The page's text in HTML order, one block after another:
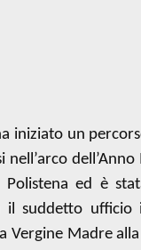
iniziato un
ed è
il suddetto
Madre